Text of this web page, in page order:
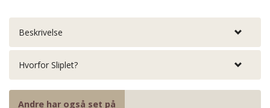
Beskrivelse
Hvorfor Sliplet?
Andre har også set på